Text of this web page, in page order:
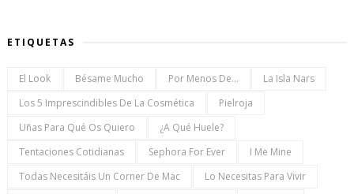
ETIQUETAS
El Look Bésame Mucho Por Menos De...
La Isla Nars
Los 5 Imprescindibles De La Cosmética
Pielroja
Uñas Para Qué Os Quiero
¿a Qué Huele?
Tentaciones Cotidianas
Sephora For Ever
I Me Mine
Todas Necesitáis Un Corner De Mac
Lo Necesitas Para Vivir